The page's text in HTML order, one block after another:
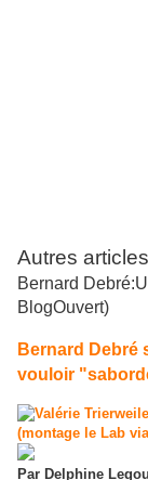
Autres
Bernard
BlogOuvert)
Bernard Debré
vouloir
Par Delphine